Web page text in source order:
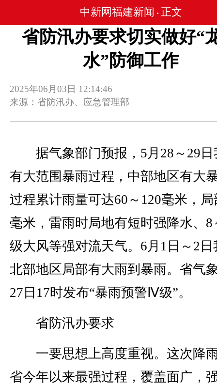
中新网福建新闻 • 正文
省防汛办要求切实做好“
水”防御工作
2025年06月03日 12:14:46
来源：省防汛办、应急管理部
据气象部门预报，5月28～29日
有大范围暴雨过程，中部地区有大
过程累计雨量可达60～120毫米，局
毫米，雷雨时局地有短时强降水、8
级大风等强对流天气。6月1日～2日
北部地区局部有大雨到暴雨。省气
27日17时发布“暴雨预警Ⅳ级”。
省防汛办要求
一要思想上高度重视。这次降
省今年以来最强过程，覆盖面广，